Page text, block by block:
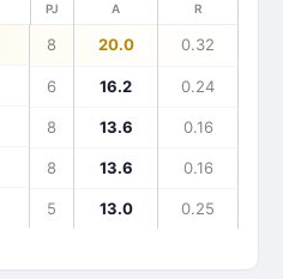
PJ A R
8 20.0 0.32
6 16.2 0.24
8 13.6 0.16
8 13.6 0.16
5 13.0 0.25